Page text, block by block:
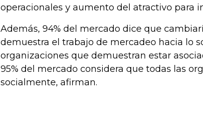
operacionales y aumento del atractivo para
Además, 94% del mercado dice que
demuestra el trabajo de mercadeo hacia lo
organizaciones que demuestran estar
95% del mercado considera que todas las
socialmente, afirman.